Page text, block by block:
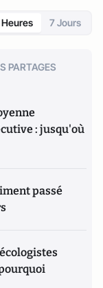
7 Jours
PARTAGES
: jusqu'où
passé